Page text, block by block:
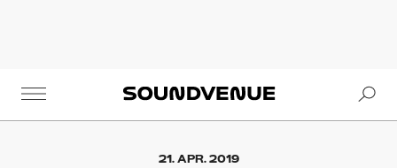
Soundvenue
21. APR. 2019